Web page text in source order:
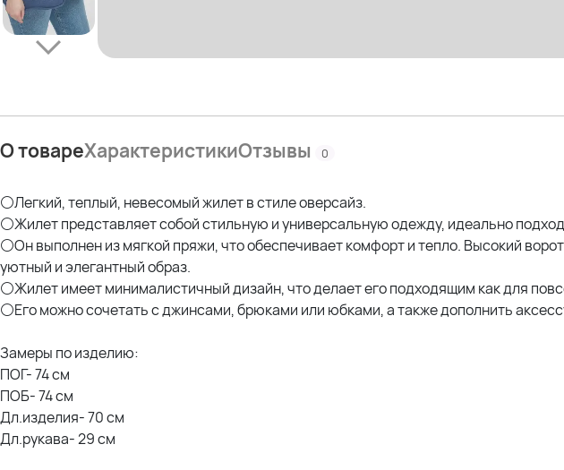
О товареХарактеристикиОтзывы 0
⚪Легкий, теплый, невесомый жилет в стиле оверсайз.
⚪Жилет представляет собой стильную и универсальную одежду, идеально
⚪Он выполнен из мягкой пряжи, что обеспечивает комфорт и тепло. Высокий
уютный и элегантный образ.
⚪Жилет имеет минималистичный дизайн, что делает его подходящим как для
⚪Его можно сочетать с джинсами, брюками или юбками, а также дополнить
Замеры по изделию:
ПОГ- 74 см
ПОБ- 74 см
Дл.изделия- 70 см
Дл.рукава- 29 см